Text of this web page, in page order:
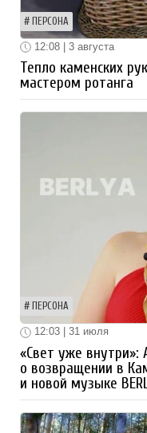
ПЕРСОНА
12:08 | 3 августа
Тепло каменских
мастером ротанга
ПЕРСОНА
12:03 | 31 июля
«Свет уже внутри»:
о возвращении в
и новой музыке